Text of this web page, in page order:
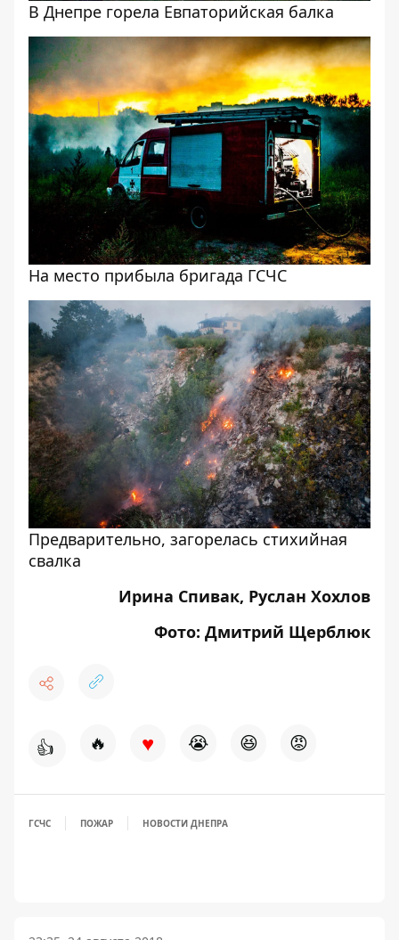
В Днепре горела Евпаторийская балка
На место прибыла бригада ГСЧС
Предварительно, загорелась стихийная
свалка
Ирина Спивак, Руслан Хохлов
Фото: Дмитрий Щерблюк
👍 🔥 ♥ 😭 😆 😡
ГСЧС ПОЖАР НОВОСТИ ДНЕПРА